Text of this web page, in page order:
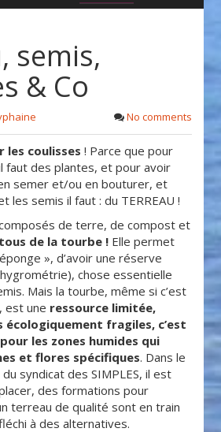
semis,
& Co
No comments
coulisses ! Parce que pour
faut des plantes, et pour avoir
semer et/ou en bouturer, et
les semis il faut : du TERREAU !
de terre, de compost et
de la tourbe ! Elle permet
», d’avoir une réserve
chose essentielle
Mais la tourbe, même si c’est
est une ressource limitée,
fragiles, c’est
les zones humides qui
et flores spécifiques. Dans le
syndicat des SIMPLES, il est
des formations pour
terreau de qualité sont en train
à des alternatives.